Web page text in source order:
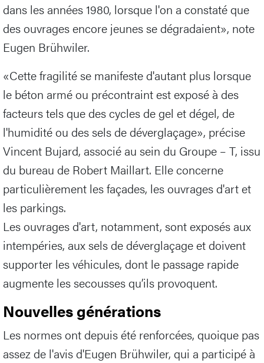
dans les années 1980, lorsque l'on a constaté que
des ouvrages encore jeunes se dégradaient», note
Eugen Brühwiler.
«Cette fragilité se manifeste d'autant plus lorsque
le béton armé ou précontraint est exposé à des
facteurs tels que des cycles de gel et dégel, de
l'humidité ou des sels de déverglaçage», précise
Vincent Bujard, associé au sein du Groupe – T, issu
du bureau de Robert Maillart. Elle concerne
particulièrement les façades, les ouvrages d'art et
les parkings.
Les ouvrages d'art, notamment, sont exposés aux
intempéries, aux sels de déverglaçage et doivent
supporter les véhicules, dont le passage rapide
augmente les secousses qu’ils provoquent.
Nouvelles générations
Les normes ont depuis été renforcées, quoique pas
assez de l'avis d'Eugen Brühwiler, qui a participé à